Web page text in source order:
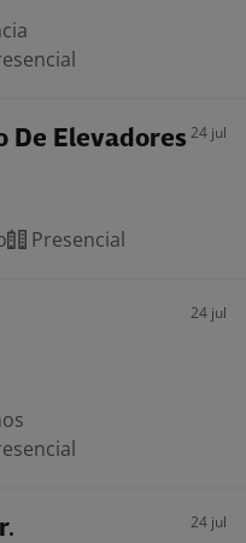
De Elevadores 24 jul
Presencial
24 jul
24 jul